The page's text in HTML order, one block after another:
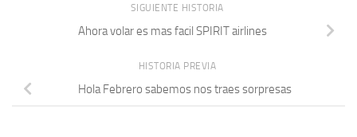
SIGUIENTE HISTORIA
Ahora volar es mas facil SPIRIT airlines
HISTORIA PREVIA
Hola Febrero sabemos nos traes sorpresas